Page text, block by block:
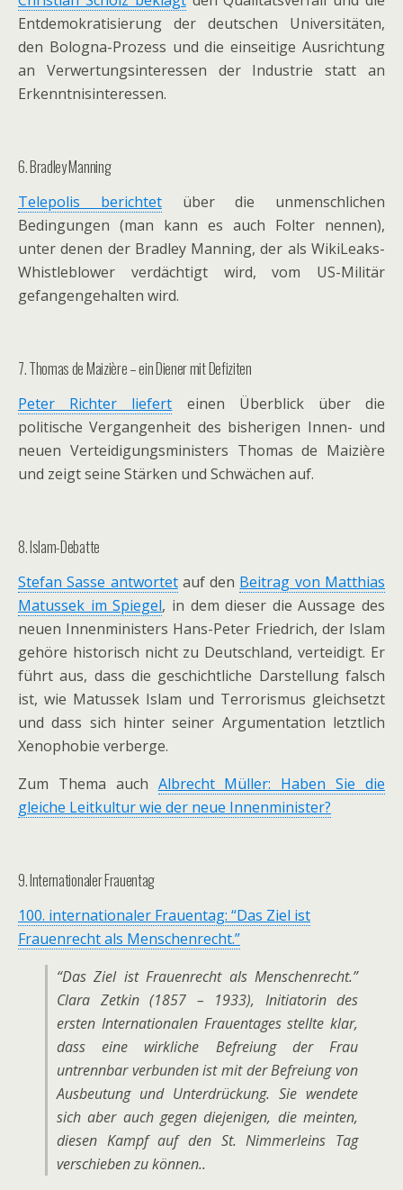
Entdemokratisierung der deutschen Universitäten,
den Bologna-Prozess und die einseitige Ausrichtung
an Verwertungsinteressen der Industrie statt an
Erkenntnisinteressen.
6. Bradley Manning
Telepolis berichtetüber die unmenschlichen
Bedingungen (man kann es auch Folter nennen),
unter denen der Bradley Manning, der als WikiLeaks-
Whistleblower verdächtigt wird, vom US-Militär
gefangengehalten wird.
7. Thomas de Maizière – ein Diener mit Defiziten
Peter Richter liefert einen Überblick über die
politische Vergangenheit des bisherigen Innen- und
neuen Verteidigungsministers Thomas de Maizière
und zeigt seine Stärken und Schwächen auf.
8. Islam-Debatte
Stefan Sasse antwortetauf den Beitrag von Matthias
Matussek im Spiegel, in dem dieser die Aussage des
neuen Innenministers Hans-Peter Friedrich, der Islam
gehöre historisch nicht zu Deutschland, verteidigt. Er
führt aus, dass die geschichtliche Darstellung falsch
ist, wie Matussek Islam und Terrorismus gleichsetzt
und dass sich hinter seiner Argumentation letztlich
Xenophobie verberge.
Zum Thema auch Albrecht Müller: Haben Sie die
gleiche Leitkultur wie der neue Innenminister?
9. Internationaler Frauentag
100. internationaler Frauentag: “Das Ziel ist
Frauenrecht als Menschenrecht.”
“Das Ziel ist Frauenrecht als Menschenrecht.”
Clara Zetkin (1857 – 1933), Initiatorin des
ersten Internationalen Frauentages stellte klar,
dass eine wirkliche Befreiung der Frau
untrennbar verbunden ist mit der Befreiung von
Ausbeutung und Unterdrückung. Sie wendete
sich aber auch gegen diejenigen, die meinten,
diesen Kampf auf den St. Nimmerleins Tag
verschieben zu können..